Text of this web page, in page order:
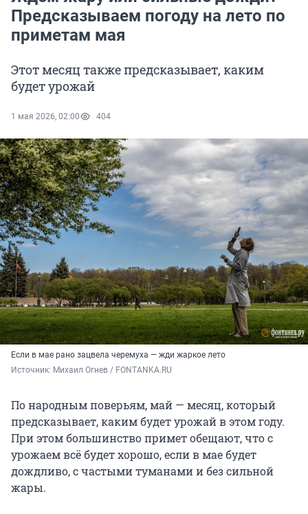
Предсказываем погоду на лето по
приметам мая
Этот месяц также предсказывает, каким
будет урожай
1 мая 2026, 02:00 404
Если в мае рано зацвела черемуха — жди жаркое лето
Источник: Михаил Огнев / FONTANKA.RU
По народным поверьям, май — месяц, который
предсказывает, каким будет урожай в этом году.
При этом большинство примет обещают, что с
урожаем всё будет хорошо, если в мае будет
дождливо, с частыми туманами и без сильной
жары.